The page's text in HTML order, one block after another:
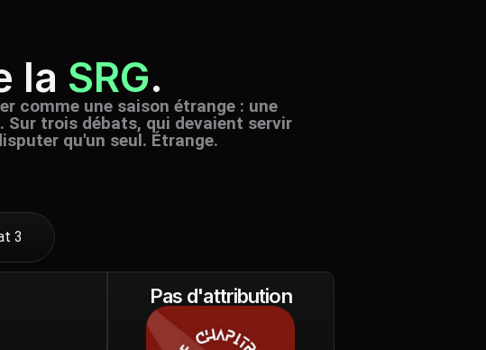
la SRG.
comme une saison étrange : une
trois débats, qui devaient servir
qu'un seul. Étrange.
3
Pas d'attribution